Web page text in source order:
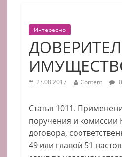
Интересно
27.08.2017 Content
Статья 1011.
поручения и комиссии
договора,
49 или главой 51